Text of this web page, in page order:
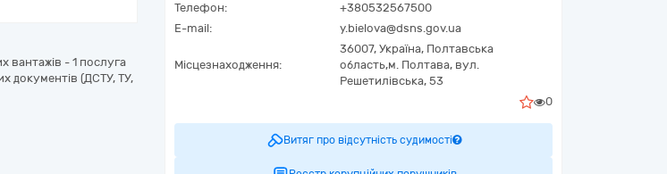
вантажів - 1 послуга
документів (ДСТУ, ТУ,
Телефон:
+380532567500
E-mail:
y.bielova@dsns.gov.ua
Місцезнаходження:
36007, Україна, Полтавська
область,м. Полтава, вул.
Решетилівська, 53
0
Витяг про відсутність судимості